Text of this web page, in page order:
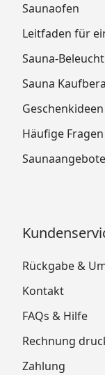
Saunaofen
Leitfaden für
Sauna-
Sauna
Häufige
Saunaangebote
Rückgabe &
Kontakt
FAQs & Hilfe
Rechnung
Zahlung